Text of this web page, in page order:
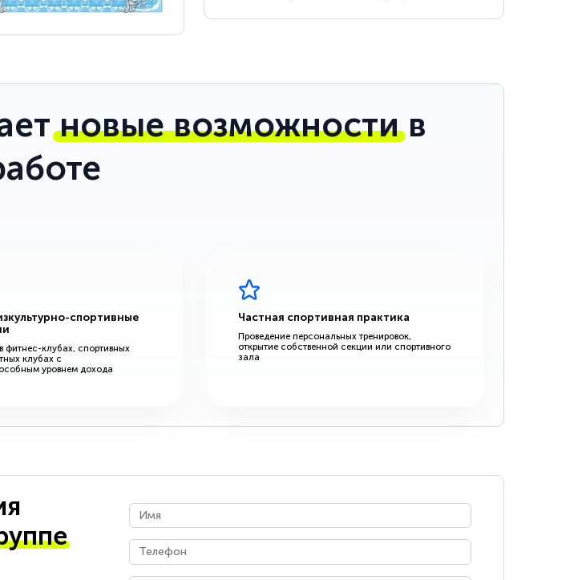
новые возможностив
спортивные
фитнес-клубах, спортивных
клубах с
уровнем дохода
Частная спортивная практика
Проведение персональных тренировок,
открытие собственной секции или спортивного
зала